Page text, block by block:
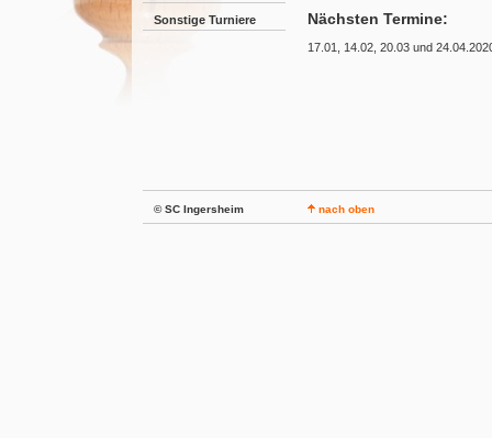
Sonstige Turniere Nächsten Termine:
17.01, 14.02, 20.03 und
© SC Ingersheim nach oben